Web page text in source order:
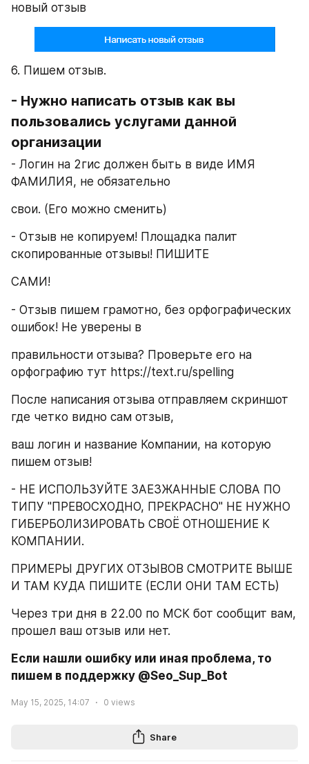
новый отзыв
6. Пишем отзыв.
- Нужно написать отзыв как вы
пользовались услугами данной
организации
- Логин на 2гис должен быть в виде ИМЯ
ФАМИЛИЯ, не обязательно
свои. (Его можно сменить)
- Отзыв не копируем! Площадка палит
скопированные отзывы! ПИШИТЕ
САМИ!
- Отзыв пишем грамотно, без орфографических
ошибок! Не уверены в
правильности отзыва? Проверьте его на
орфографию тут https://text.ru/spelling
После написания отзыва отправляем скриншот
где четко видно сам отзыв,
ваш логин и название Компании, на которую
пишем отзыв!
- НЕ ИСПОЛЬЗУЙТЕ ЗАЕЗЖАННЫЕ СЛОВА ПО
ТИПУ "ПРЕВОСХОДНО, ПРЕКРАСНО" НЕ НУЖНО
ГИБЕРБОЛИЗИРОВАТЬ СВОЁ ОТНОШЕНИЕ К
КОМПАНИИ.
ПРИМЕРЫ ДРУГИХ ОТЗЫВОВ СМОТРИТЕ ВЫШЕ
И ТАМ КУДА ПИШИТЕ (ЕСЛИ ОНИ ТАМ ЕСТЬ)
Через три дня в 22.00 по МСК бот сообщит вам,
прошел ваш отзыв или нет.
Если нашли ошибку или иная проблема, то
пишем в поддержку @Seo_Sup_Bot
May 15, 2025, 14:07 0 views
Share